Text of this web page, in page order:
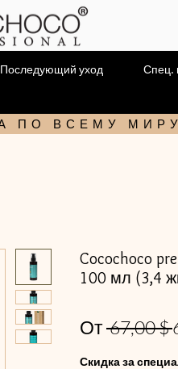
Последующий уход Спец.
ПО ВСЕМУ МИРУ
Cocochoco
100 мл (3,4
От 67,00 $
Скидка за